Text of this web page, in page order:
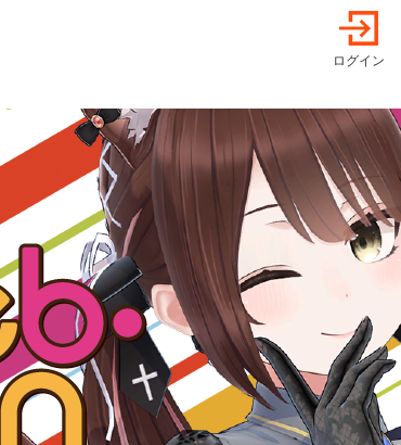
ログイン